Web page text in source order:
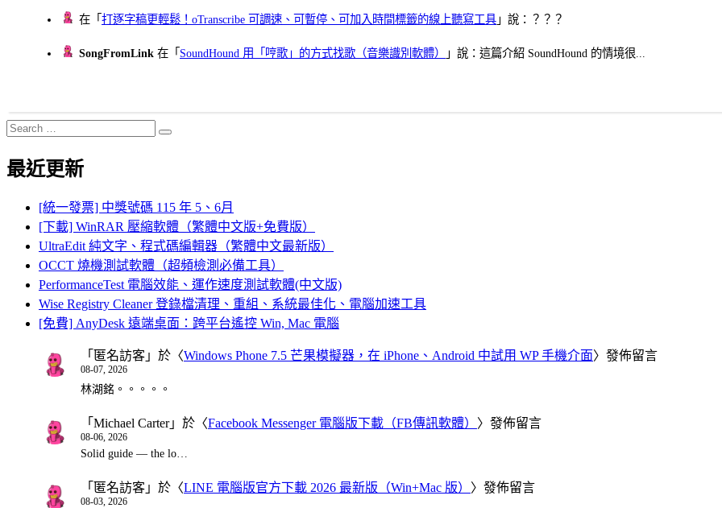
在「打逐字稿更輕鬆！oTranscribe 可調速、可暫停、可加入時間標籤的線上聽寫工具 」說：？？？
SongFromLink 在「 SoundHound 用「哼歌」的方式找歌（音樂識別軟體） 」說：這篇介紹 SoundHound 的情境很...
Search
for:
Search
最近更新
[統一發票] 中獎號碼 115 年 5、6月
[下載] WinRAR 壓縮軟體（繁體中文版+免費版）
UltraEdit 純文字、程式碼編輯器（繁體中文最新版）
OCCT 燒機測試軟體（超頻檢測必備工具）
PerformanceTest 電腦效能、運作速度測試軟體(中文版)
Wise Registry Cleaner 登錄檔清理、重組、系統最佳化、電腦加速工具
[免費] AnyDesk 遠端桌面：跨平台遙控 Win, Mac 電腦
「 匿名訪客 」於〈Windows Phone 7.5 芒果模擬器，在 iPhone、Android 中試用 WP 手機介面〉發佈留言
08-07, 2026
林湖銘。。。。。
「 Michael Carter」於〈Facebook Messenger 電腦版下載（FB傳訊軟體） 〉發佈留言
08-06, 2026
Solid guide — the lo…
「 匿名訪客 」於〈LINE 電腦版官方下載 2026 最新版（Win+Mac 版） 〉發佈留言
08-03, 2026